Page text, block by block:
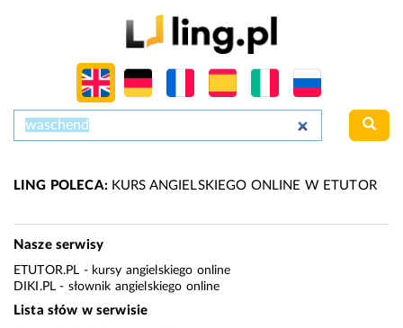
LING POLECA:KURS ANGIELSKIEGO ONLINE W ETUTOR
Nasze serwisy
ETUTOR.PL - kursy angielskiego online
DIKI.PL - słownik angielskiego online
Lista słów w serwisie